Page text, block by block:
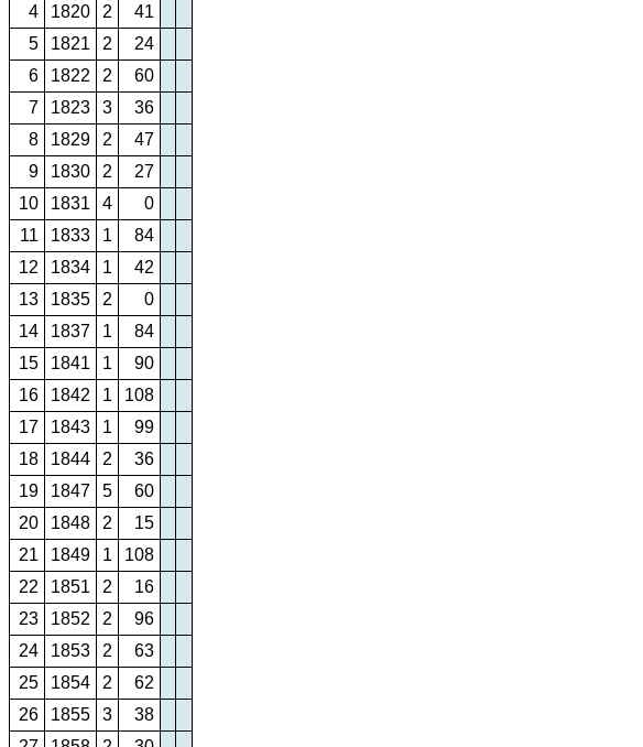
4
1820 2
41
5
1821 2
24
6
1822 2
60
7
1823 3
36
8
1829 2
47
9
1830 2
27
10
1831 4
0
11
1833 1
84
12
1834 1
42
13
1835 2
0
14
1837 1
84
15
1841 1
90
16
1842 1
108
17
1843 1
99
18
1844 2
36
19
1847 5
60
20
1848 2
15
21
1849 1
108
22
1851 2
16
23
1852 2
96
24
1853 2
63
25
1854 2
62
26
1855 3
38